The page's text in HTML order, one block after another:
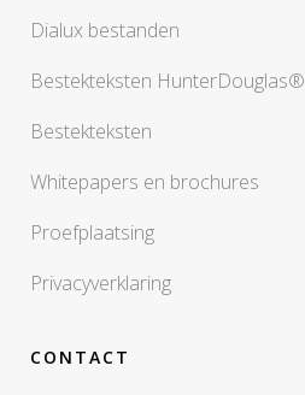
Dialux bestanden
Bestekteksten HunterDouglas®
Bestekteksten
Whitepapers en brochures
Proefplaatsing
Privacyverklaring
CONTACT